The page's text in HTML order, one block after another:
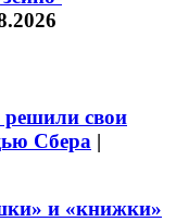
свои
Сбера |
и «книжки»